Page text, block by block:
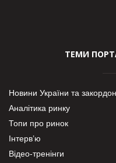
ТЕМИ
Новини України та
Аналітика ринку
Топи про ринок
Інтерв’ю
Відео-тренінги